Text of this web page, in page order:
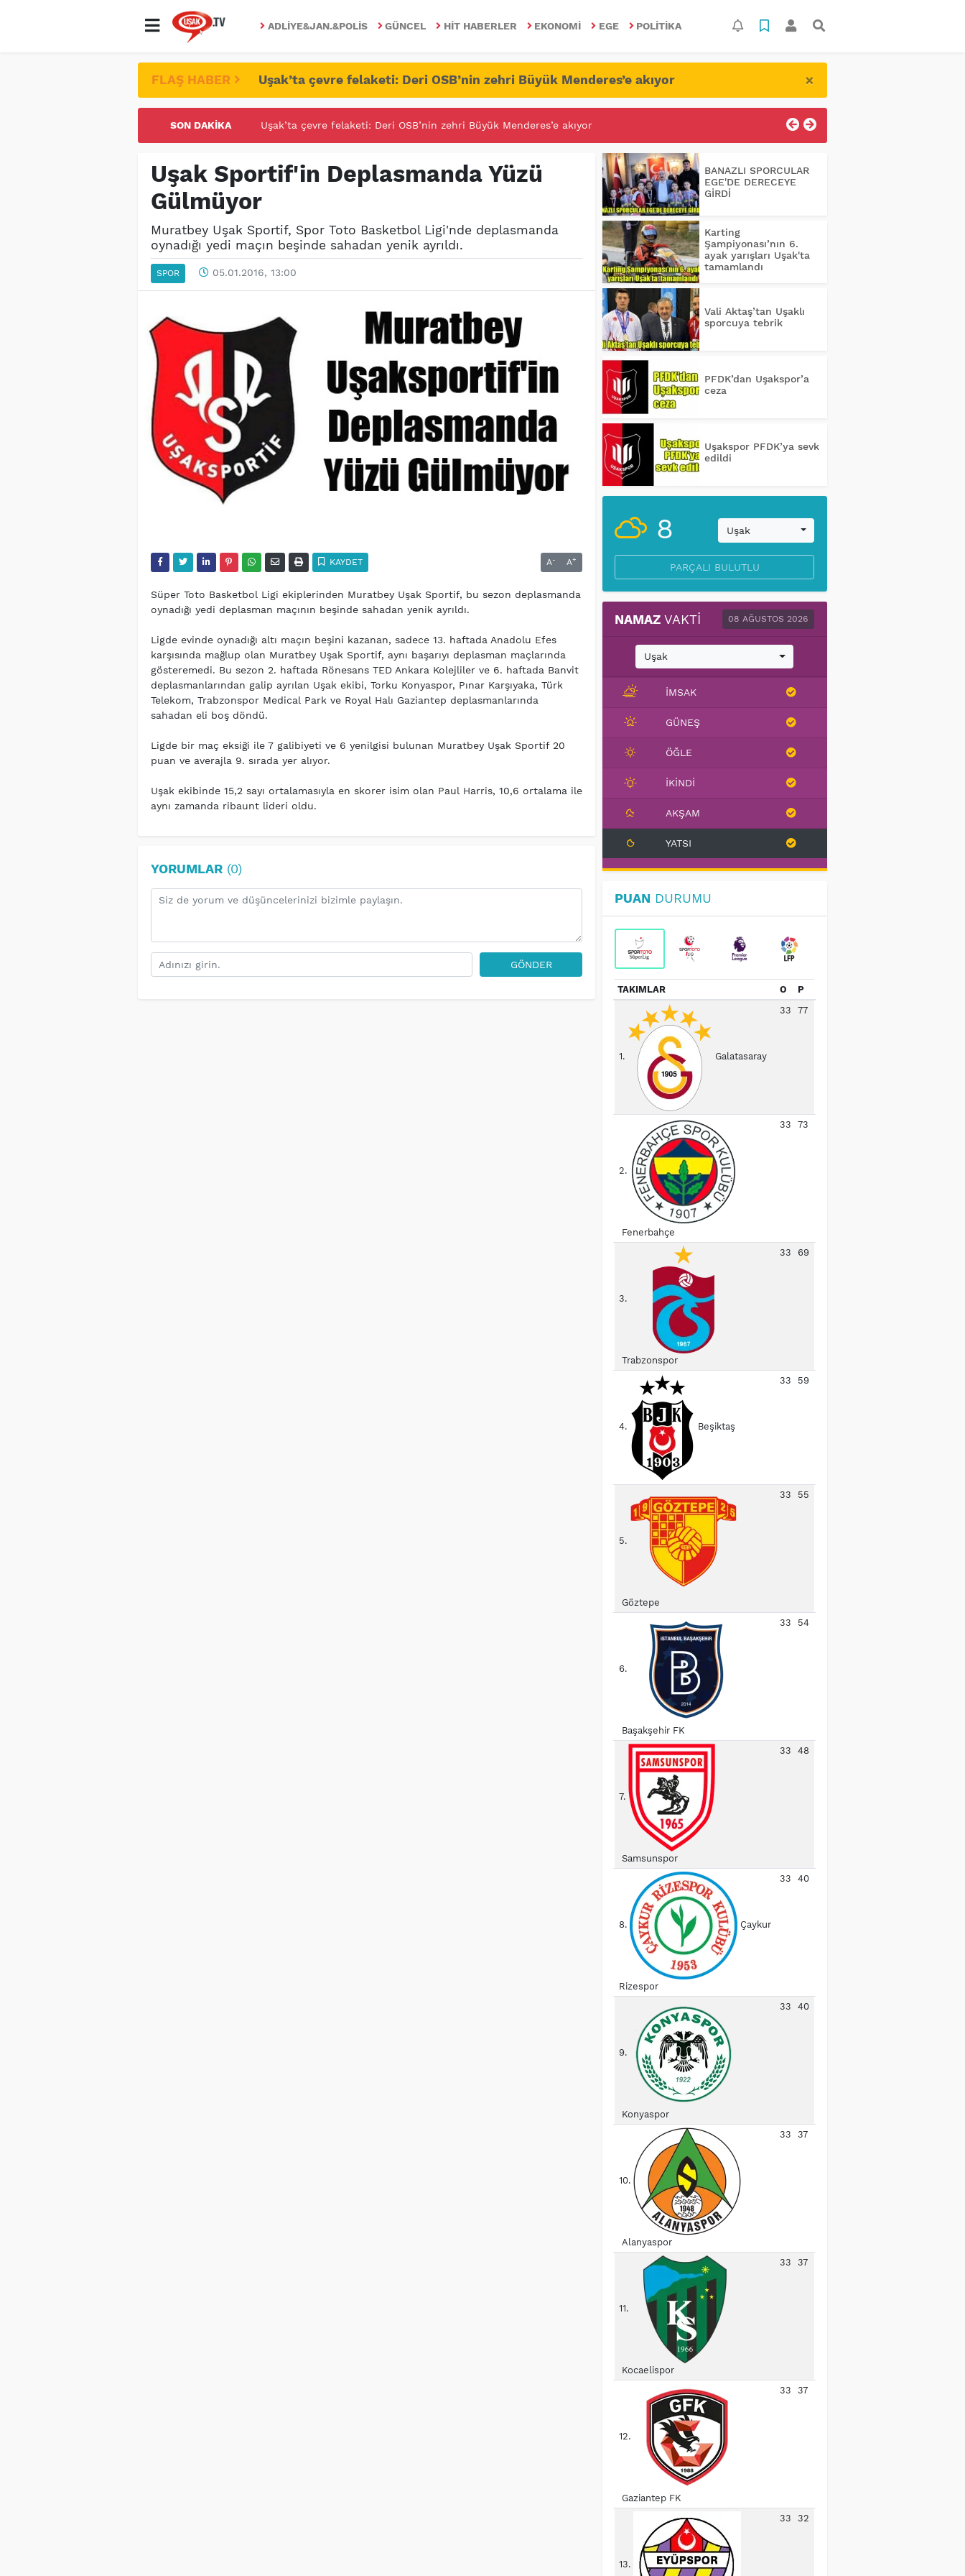
ADLIYE&JAN.&POLIS GÜNCEL HIT HABERLER EKONOMI EGE POLITIKA
FLAŞ HABER Uşak’ta çevre felaketi: Deri OSB’nin zehri Büyük Menderes’e akıyor ×
SON DAKIKA UŞAK ÜNİVERİTESİNDE FETÖ/PDY İLE YALANDAN MÜCADELE!
Uşak Sportif'in Deplasmanda Yüzü
Gülmüyor
Muratbey Uşak Sportif, Spor Toto Basketbol Ligi'nde deplasmanda
oynadığı yedi maçın beşinde sahadan yenik ayrıldı.
SPOR 05.01.2016, 13:00
KAYDET A- A+
Süper Toto Basketbol Ligi ekiplerinden Muratbey Uşak Sportif, bu sezon deplasmanda
oynadığı yedi deplasman maçının beşinde sahadan yenik ayrıldı.
Ligde evinde oynadığı altı maçın beşini kazanan, sadece 13. haftada Anadolu Efes
karşısında mağlup olan Muratbey Uşak Sportif, aynı başarıyı deplasman maçlarında
gösteremedi. Bu sezon 2. haftada Rönesans TED Ankara Kolejliler ve 6. haftada Banvit
deplasmanlarından galip ayrılan Uşak ekibi, Torku Konyaspor, Pınar Karşıyaka, Türk
Telekom, Trabzonspor Medical Park ve Royal Halı Gaziantep deplasmanlarında
sahadan eli boş döndü.
Ligde bir maç eksiği ile 7 galibiyeti ve 6 yenilgisi bulunan Muratbey Uşak Sportif 20
puan ve averajla 9. sırada yer alıyor.
Uşak ekibinde 15,2 sayı ortalamasıyla en skorer isim olan Paul Harris, 10,6 ortalama ile
aynı zamanda ribaunt lideri oldu.
YORUMLAR(0)
GÖNDER
BANAZLI SPORCULAR
EGE'DE DERECEYE
GİRDİ
Karting
Şampiyonası’nın 6.
ayak yarışları Uşak'ta
tamamlandı
Vali Aktaş’tan Uşaklı
sporcuya tebrik
PFDK’dan Uşakspor’a
ceza
Uşakspor PFDK’ya sevk
edildi
8 Uşak
PARÇALI BULUTLU
NAMAZ VAKTI 08 AĞUSTOS 2026
Uşak
İMSAK
GÜNEŞ
ÖĞLE
İKINDI
AKŞAM
YATSI
PUAN DURUMU
TAKIMLAR O P
1. Galatasaray
33 77
2.
Fenerbahçe
33 73
3.
Trabzonspor
33 69
4. Beşiktaş
33 59
5.
Göztepe
33 55
6.
Başakşehir FK
33 54
7.
Samsunspor
33 48
8. Çaykur
Rizespor
33 40
9.
Konyaspor
33 40
10.
Alanyaspor
33 37
11.
Kocaelispor
33 37
12.
Gaziantep FK
33 37
13.
33 32